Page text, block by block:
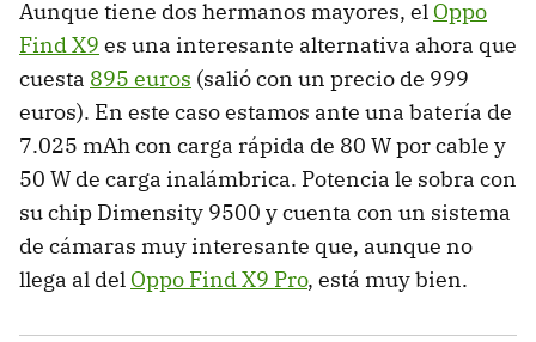
Aunque tiene dos hermanos mayores, el Oppo
Find X9 es una interesante alternativa ahora que
cuesta 895 euros (salió con un precio de 999
euros). En este caso estamos ante una batería de
7.025 mAh con carga rápida de 80 W por cable y
50 W de carga inalámbrica. Potencia le sobra con
su chip Dimensity 9500 y cuenta con un sistema
de cámaras muy interesante que, aunque no
llega al del Oppo Find X9 Pro, está muy bien.